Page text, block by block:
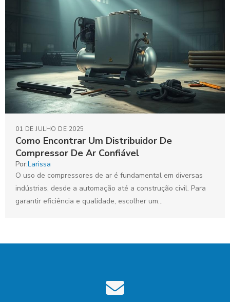
Como Encontrar Um Distribuidor De
Compressor De Ar Confiável
01 DE JULHO DE 2025
Por:Larissa
O uso de compressores de ar é fundamental em diversas
indústrias, desde a automação até a construção civil. Para
garantir eficiência e qualidade, escolher um...